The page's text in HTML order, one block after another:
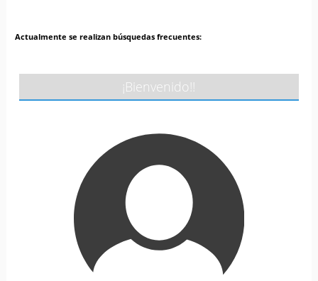
Actualmente se realizan búsquedas frecuentes:
¡Bienvenido!!